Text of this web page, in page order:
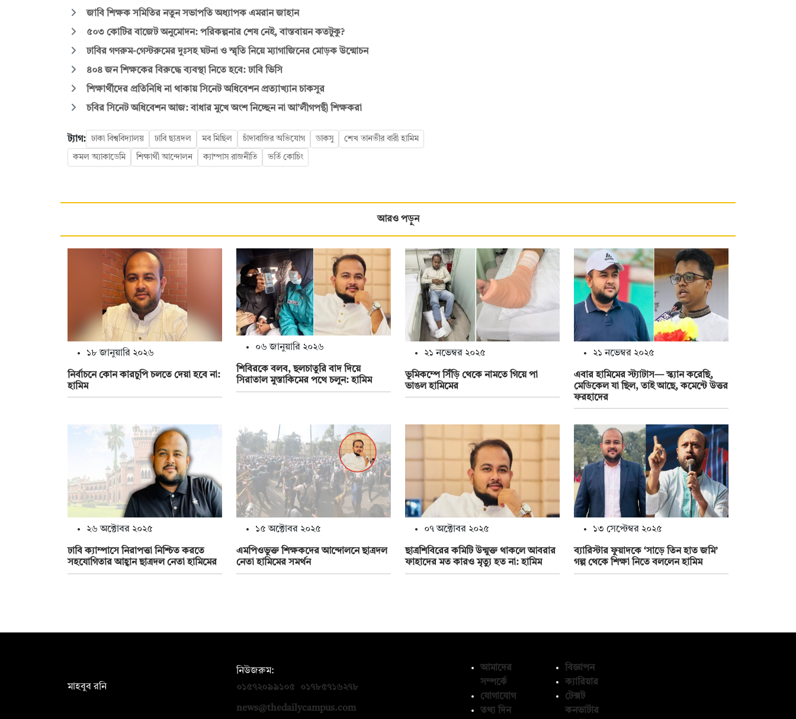
জাবি শিক্ষক সমিতির নতুন সভাপতি অধ্যাপক এমরান জাহান
৫০৩ কোটির বাজেট অনুমোদন: পরিকল্পনার শেষ নেই, বাস্তবায়ন কতটুকু?
ঢাবির গণরুম-গেস্টরুমের দুঃসহ ঘটনা ও স্মৃতি নিয়ে ম্যাগাজিনের মোড়ক উন্মোচন
৪০৪ জন শিক্ষকের বিরুদ্ধে ব্যবস্থা নিতে হবে: ঢাবি ভিসি
শিক্ষার্থীদের প্রতিনিধি না থাকায় সিনেট অধিবেশন প্রত্যাখ্যান চাকসুর
চবির সিনেট অধিবেশন আজ: বাধার মুখে অংশ নিচ্ছেন না আ’লীগপন্থী শিক্ষকরা
ট্যাগ: ঢাকা বিশ্ববিদ্যালয় ঢাবি ছাত্রদল মব মিছিল চাঁদাবাজির অভিযোগ ডাকসু শেখ তানভীর বারী হামিম
কমল অ্যাকাডেমি শিক্ষার্থী আন্দোলন ক্যাম্পাস রাজনীতি ভর্তি কোচিং
আরও পড়ুন
১৮ জানুয়ারি ২০২৬
নির্বাচনে কোন কারচুপি চলতে দেয়া হবে না:
হামিম
০৬ জানুয়ারি ২০২৬
শিবিরকে বলব, ছলচাতুরি বাদ দিয়ে
সিরাতাল মুস্তাকিমের পথে চলুন: হামিম
২১ নভেম্বর ২০২৫
ভূমিকম্পে সিঁড়ি থেকে নামতে গিয়ে পা
ভাঙল হামিমের
২১ নভেম্বর ২০২৫
এবার হামিমের স্ট্যাটাস— স্ক্যান করেছি,
মেডিকেল যা ছিল, তাই আছে, কমেন্টে উত্তর
ফরহাদের
২৬ অক্টোবর ২০২৫
ঢাবি ক্যাম্পাসে নিরাপত্তা নিশ্চিত করতে
সহযোগিতার আহ্বান ছাত্রদল নেতা হামিমের
১৫ অক্টোবর ২০২৫
এমপিওভুক্ত শিক্ষকদের আন্দোলনে ছাত্রদল
নেতা হামিমের সমর্থন
০৭ অক্টোবর ২০২৫
ছাত্রশিবিরের কমিটি উন্মুক্ত থাকলে আবরার
ফাহাদের মত কারও মৃত্যু হত না: হামিম
১৩ সেপ্টেম্বর ২০২৫
ব‍্যারিস্টার ফুয়াদকে ‘সাড়ে তিন হাত জমি’
গল্প থেকে শিক্ষা নিতে বললেন হামিম
মাহবুব রনি
নিউজরুম:
০১৫৭২০৯৯১০৫
০১৭৮৫৭১৬২৭৮
news@thedailycampus.com
আমাদের
সম্পর্কে
যোগাযোগ
তথ্য দিন
বিজ্ঞাপন
ক্যারিয়ার
টেক্সট
কনভার্টার